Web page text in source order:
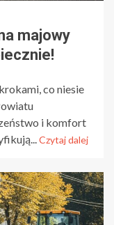
majowy
co niesie
i komfort
Czytaj dalej